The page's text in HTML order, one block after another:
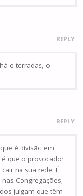
REPLY
e torradas, o
REPLY
é divisão em
é que o provocador
na sua rede. É
Congregações,
julgam que têm